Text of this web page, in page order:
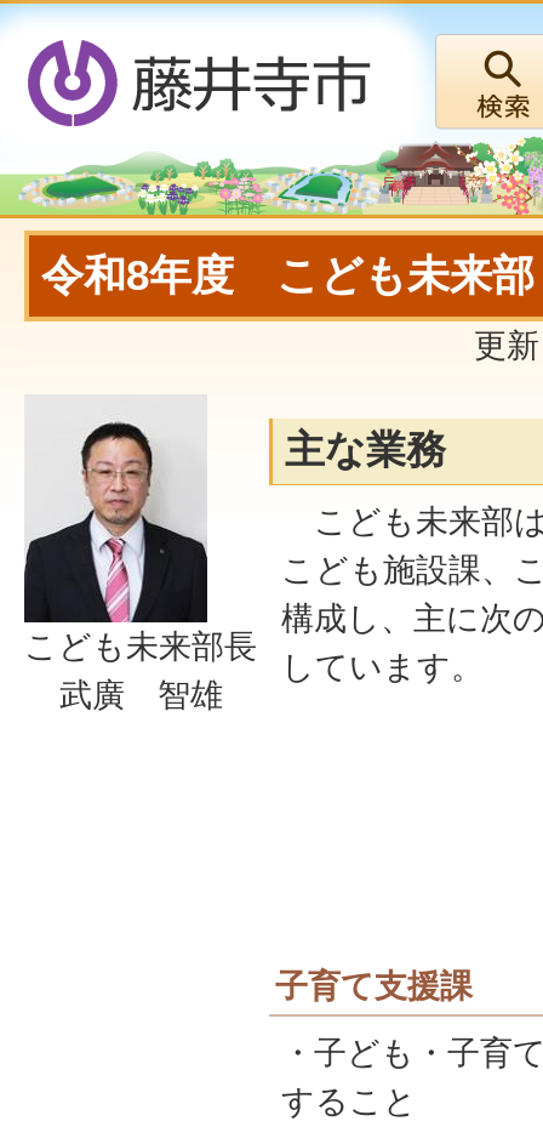
令和8年度 こども未来
更
こども未来部長
武廣 智雄
主な業務
こども未来部
こども施設課、
構成し、主に次
しています。
子育て支援課
・子ども・子育
すること